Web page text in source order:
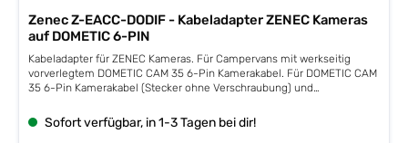
Power/Cinch Adapter aus dem Lieferumfang der Kamera eingesetzt
werden kann. Die Adapter sind absichtlich in Y-Ausführung
(rot/schwarz) mit 2 x Mini 4-Pin Stecker und Kupplung ausgeführt,
damit die Adapter auch in Zukunft für neue Dualsensor
Kameramodelle passen. Aufgrund der vorverlegten 6-Pin Systemkabel
ist nur Rot vollbelegt für MultiView und MIC mit Power und Video, der
Zenec Z-EACC-DODIF - Kabeladapter ZENEC Kameras
auf DOMETIC 6-PIN
Kabeladapter für ZENEC Kameras. Für Campervans mit werkseitig
vorverlegtem DOMETIC CAM 35 6-Pin Kamerakabel. Für DOMETIC CAM
35 6-Pin Kamerakabel (Stecker ohne Verschraubung) und
kameraseitig und Mini 4-Pin (f) Cinch/Poweradapter an Moniceiver
und Naviceiver mit Rückfahrkamera-Videoeingang bzw. ZENEC
Sofort verfügbar, in 1-3 Tagen bei dir!